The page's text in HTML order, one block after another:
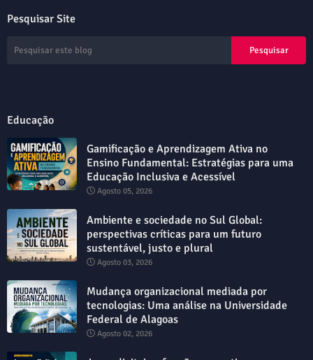
Pesquisar Site
Educação
Gamificação e Aprendizagem Ativa no
Ensino Fundamental: Estratégias para uma
Educação Inclusiva e Acessível
Agosto 05, 2026
Ambiente e sociedade no Sul Global:
perspectivas críticas para um futuro
sustentável, justo e plural
Agosto 03, 2026
Mudança organizacional mediada por
tecnologias: Uma análise na Universidade
Federal de Alagoas
Agosto 02, 2026